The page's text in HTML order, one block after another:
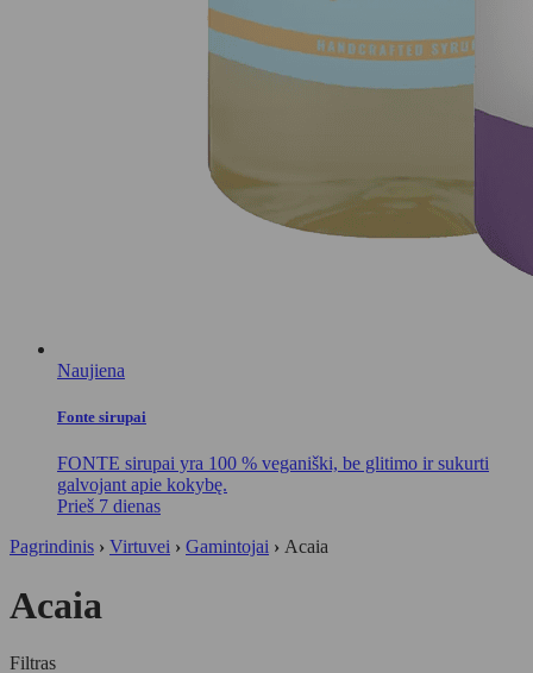
Naujiena
Fonte sirupai
FONTE sirupai yra 100 % veganiški, be glitimo ir sukurti
galvojant apie kokybę.
Prieš 7 dienas
Pagrindinis › Virtuvei › Gamintojai › Acaia
Acaia
Filtras